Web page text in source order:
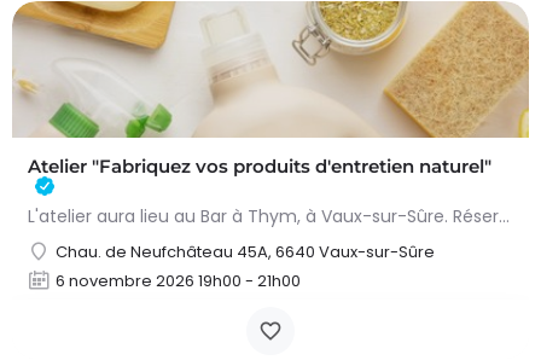
Atelier "Fabriquez vos produits d'entretien naturel"
L'atelier aura lieu au Bar à Thym, à Vaux-sur-Sûre. Réservation :
Chau. de Neufchâteau 45A, 6640 Vaux-sur-Sûre
6 novembre 2026 19h00 - 21h00